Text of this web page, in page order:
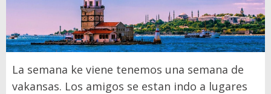
La semana ke viene tenemos una semana de
vakansas. Los amigos se estan indo a lugares